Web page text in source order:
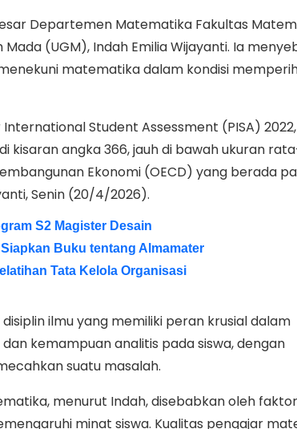
Departemen Matematika Fakultas
(UGM), Indah Emilia Wijayanti. Ia
matematika dalam kondisi
Student Assessment (PISA)
kisaran angka 366, jauh di bawah ukuran
Ekonomi (OECD) yang berada
Senin (20/4/2026).
S2 Magister Desain
Buku tentang Almamater
Tata Kelola Organisasi
ilmu yang memiliki peran krusial dalam
kemampuan analitis pada siswa, dengan
suatu masalah.
menurut Indah, disebabkan oleh faktor
minat siswa. Kualitas pengajar